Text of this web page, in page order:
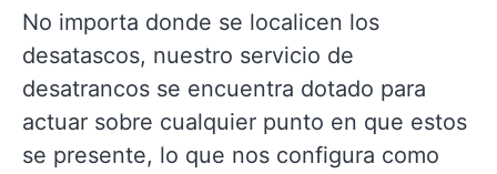
No importa donde se localicen los
desatascos, nuestro servicio de
desatrancos se encuentra dotado para
actuar sobre cualquier punto en que estos
se presente, lo que nos configura como